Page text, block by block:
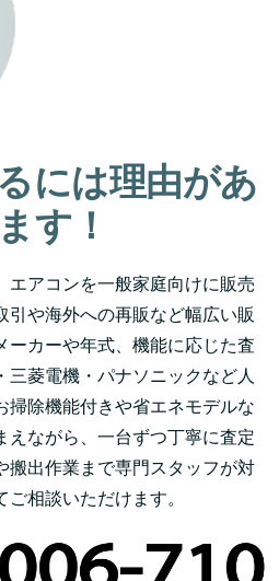
には理由があ
す！
エアコンを一般家庭向けに販売
引や海外への再販など幅広い販
ーカーや年式、機能に応じた査
三菱電機・パナソニックなど人
掃除機能付きや省エネモデルな
えながら、一台ずつ丁寧に査定
搬出作業まで専門スタッフが対
相談いただけます。